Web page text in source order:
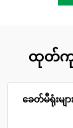
ထုတ်ကုန်
ခေတ်မီရုံးမ